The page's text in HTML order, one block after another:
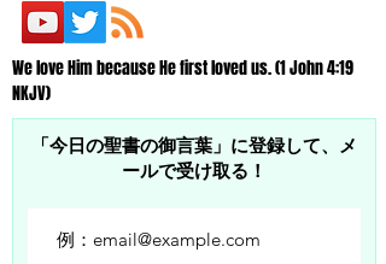
We love Him because He first loved us. (1 John 4:19
NKJV)
「今日の聖書の御言葉」に登録して、メ
ールで受け取る！